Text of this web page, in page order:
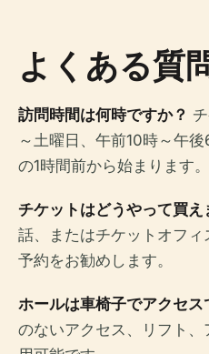
よくある質
訪問時間は何時ですか？
～土曜日、午前10時～午
の1時間前から始まります。
チケットはどうやって買え
話、またはチケットオフ
予約をお勧めします。
ホールは車椅子でアクセス
のないアクセス、リフト